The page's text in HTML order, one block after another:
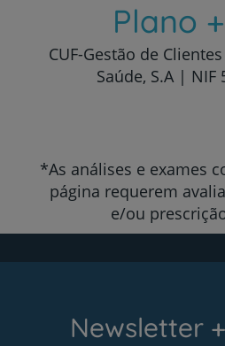
Plano
CUF-Gestão de
Saúde, S.A | NIF
*As análises e exames
página requerem
e/ou
Newsletter